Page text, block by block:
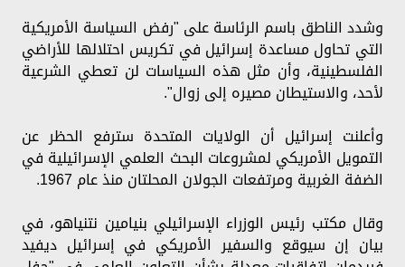
وشدد الناطق باسم الرئاسة على "رفض السياسة الأمريكية
التي تحاول مساعدة إسرائيل في تكريس احتلالها للأراضي
الفلسطينية، وأن مثل هذه السياسات لن تعطي الشرعية
لأحد، والاستيطان مصيره إلى زوال".
وأعلنت إسرائيل أن الولايات المتحدة سترفع الحظر عن
التمويل الأمريكي لمشروعات البحث العلمي الإسرائيلية في
الضفة الغربية ومرتفعات الجولان المحلتان منذ عام 1967.
وقال مكتب رئيس الوزراء الإسرائيلي بنيامين نتنياهو، في
بيان إن سيوقع والسفير الأمريكي في إسرائيل ديفيد